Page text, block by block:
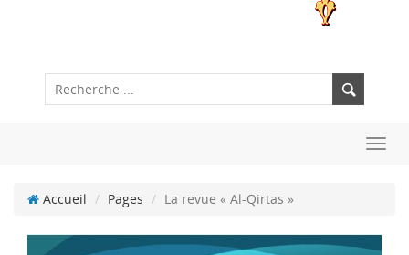
Accueil Pages La revue « Al-Qirtas »